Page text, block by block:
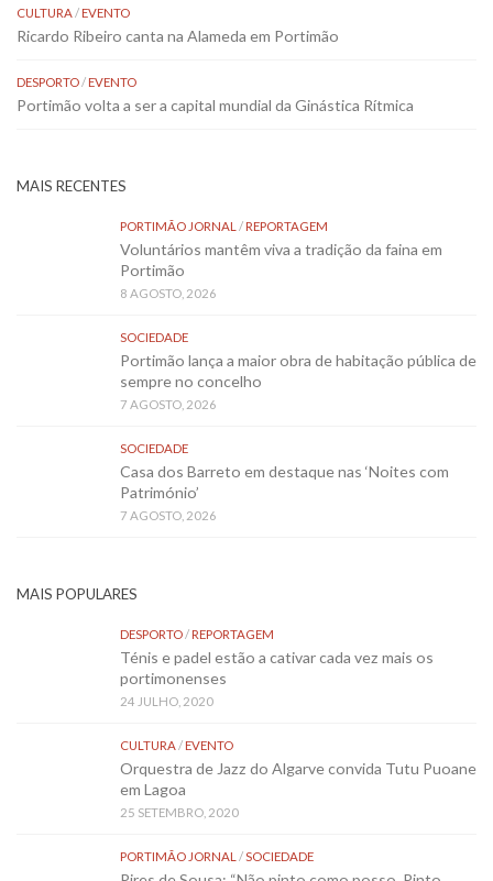
CULTURA/EVENTO
Ricardo Ribeiro canta na Alameda em Portimão
DESPORTO/EVENTO
Portimão volta a ser a capital mundial da Ginástica Rítmica
MAIS RECENTES
PORTIMÃO JORNAL /REPORTAGEM
Voluntários mantêm viva a tradição da faina em
Portimão
8 AGOSTO, 2026
SOCIEDADE
Portimão lança a maior obra de habitação pública de
sempre no concelho
7 AGOSTO, 2026
SOCIEDADE
Casa dos Barreto em destaque nas ‘Noites com
Património’
7 AGOSTO, 2026
MAIS POPULARES
DESPORTO/REPORTAGEM
Ténis e padel estão a cativar cada vez mais os
portimonenses
24 JULHO, 2020
CULTURA/EVENTO
Orquestra de Jazz do Algarve convida Tutu Puoane
em Lagoa
25 SETEMBRO, 2020
PORTIMÃO JORNAL /SOCIEDADE